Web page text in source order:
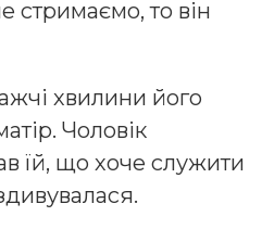
стримаємо, то він
хвилини його
Чоловік
їй, що хоче служити